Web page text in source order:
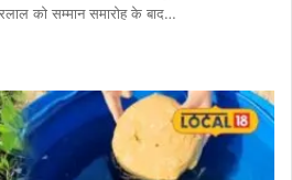
को सम्मान समारोह के बाद…